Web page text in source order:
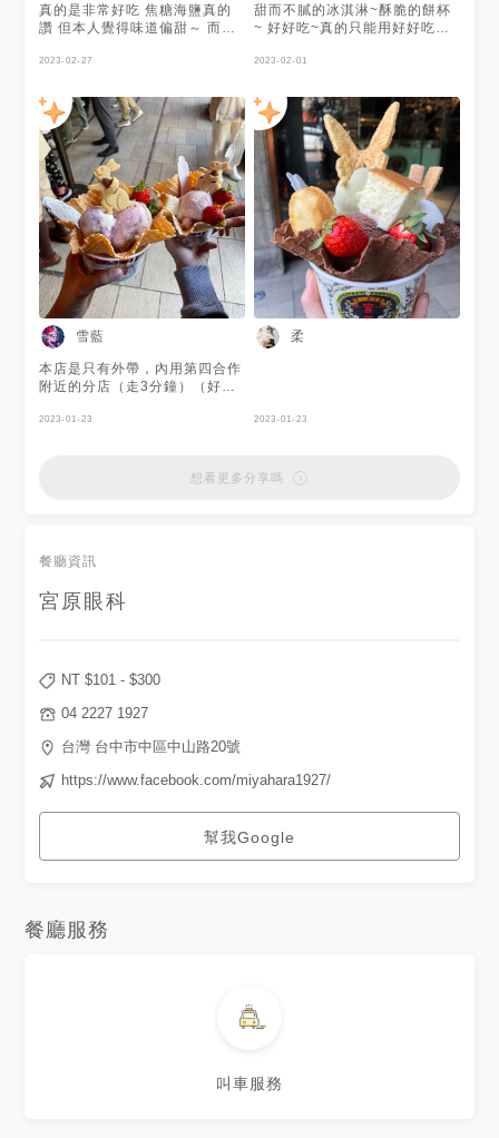
真的是非常好吃 焦糖海鹽真的
讚 但本人覺得味道偏甜～ 而小
2023-02-27
甜而不膩的冰淇淋~酥脆的餅杯
~ 好好吃~真的只能用好好吃形
2023-02-01
雪藍
本店是只有外帶，內用第四合作
附近的分店（走3分鐘）（好像
三顆冰結果其實只有一顆（這個
2023-01-23
柔
2023-01-23
想看更多分享嗎
餐廳資訊
宮原眼科
NT $101 - $300
04 2227 1927
台灣 台中市中區中山路20號
https://www.facebook.com/miyahara1927/
幫我Google
餐廳服務
叫車服務